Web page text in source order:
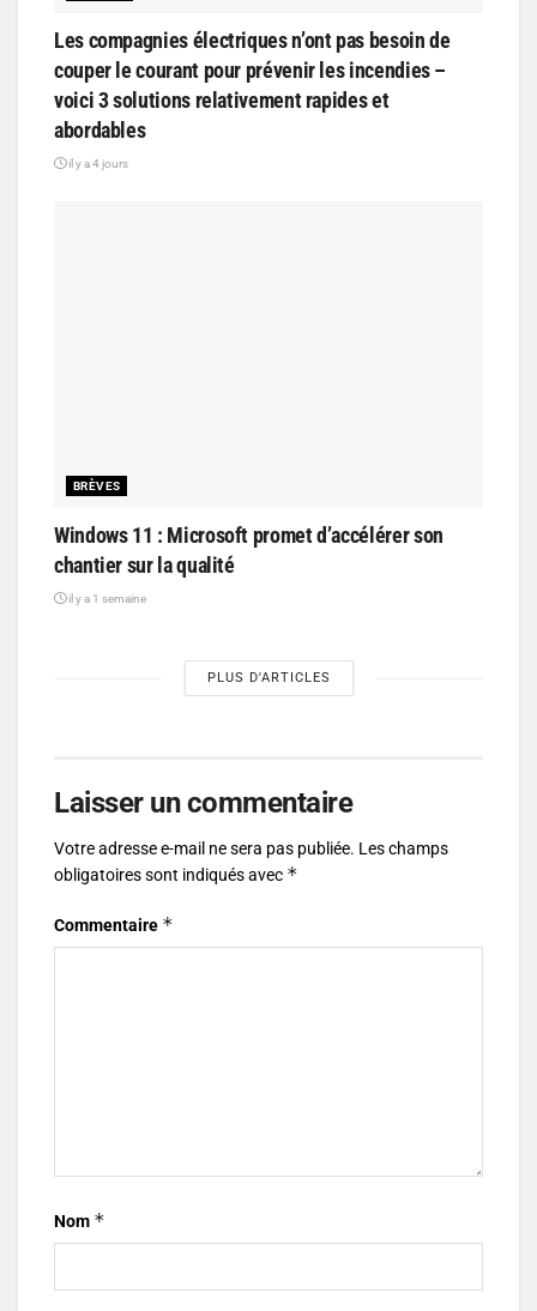
Les compagnies électriques n’ont pas besoin de
couper le courant pour prévenir les incendies –
voici 3 solutions relativement rapides et
abordables
il y a 4 jours
BRÈVES
Windows 11 : Microsoft promet d’accélérer son
chantier sur la qualité
il y a 1 semaine
PLUS D'ARTICLES
Laisser un commentaire
Votre adresse e-mail ne sera pas publiée. Les champs
obligatoires sont indiqués avec *
Commentaire *
Nom *